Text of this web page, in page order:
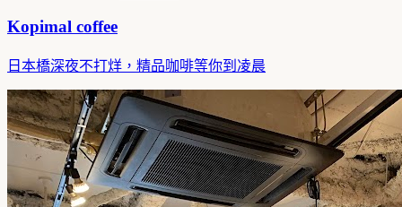
Kopimal coffee
日本橋深夜不打烊，精品咖啡等你到凌晨